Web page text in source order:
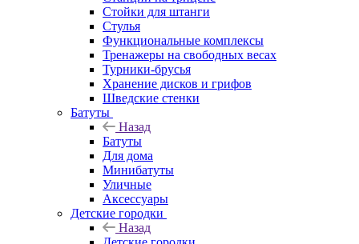
Стойки для штанги
Стулья
Функциональные комплексы
Тренажеры на свободных весах
Турники-брусья
Хранение дисков и грифов
Шведские стенки
Батуты
Назад
Батуты
Для дома
Минибатуты
Уличные
Аксессуары
Детские городки
Назад